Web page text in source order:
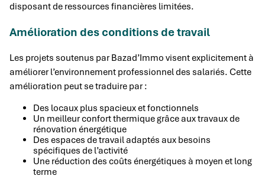
disposant de ressources financières limitées.
Amélioration des conditions de travail
Les projets soutenus par Bazad’Immo visent explicitement à
améliorer l’environnement professionnel des salariés. Cette
amélioration peut se traduire par :
Des locaux plus spacieux et fonctionnels
Un meilleur confort thermique grâce aux travaux de
rénovation énergétique
Des espaces de travail adaptés aux besoins
spécifiques de l’activité
Une réduction des coûts énergétiques à moyen et long
terme